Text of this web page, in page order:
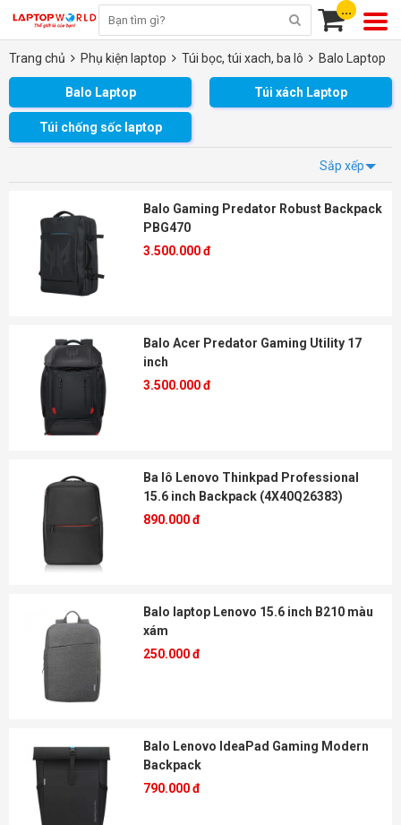
...
Trang chủ Phụ kiện laptop Túi bọc, túi xach, ba lô Balo Laptop
Balo Laptop Túi xách Laptop
Túi chống sốc laptop
Sắp xếp
Balo Gaming Predator Robust Backpack
PBG470
3.500.000 đ
Balo Acer Predator Gaming Utility 17
inch
3.500.000 đ
Ba lô Lenovo Thinkpad Professional
15.6 inch Backpack (4X40Q26383)
890.000 đ
Balo laptop Lenovo 15.6 inch B210 màu
xám
250.000 đ
Balo Lenovo IdeaPad Gaming Modern
Backpack
790.000 đ